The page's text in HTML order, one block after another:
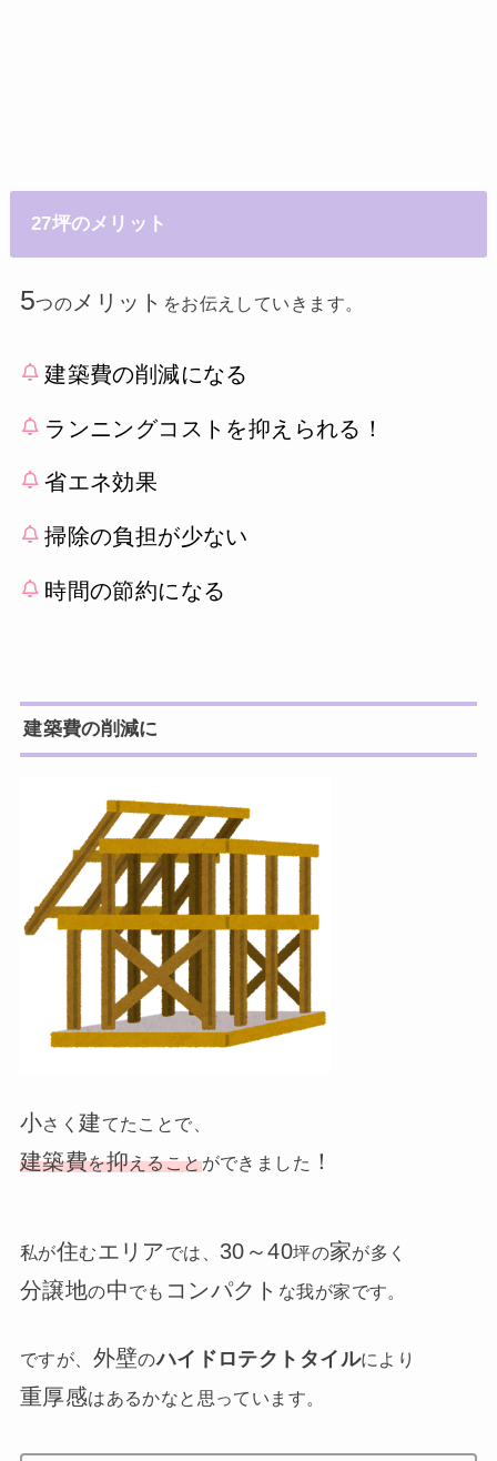
27坪のメリット
5つの メリット をお伝えしていきます。
建築費の削減になる
ランニングコストを抑えられる！
省エネ効果
掃除の負担が少ない
時間の節約になる
建築費の削減に
小さく 建てたことで、
建築費を抑えることができました ！
私が住むエリアでは、 30～40坪の家が多く
分譲地の中でも コンパクト な我が家です。
ですが、 外壁のハイドロテクトタイルにより
重厚感はあるかなと思っています。